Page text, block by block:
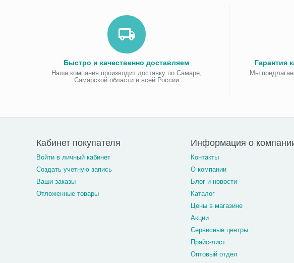
Быстро и качественно доставляем
Наша компания производит доставку по Самаре,
Самарской области и всей России
Гарантия
Мы
Кабинет покупателя
Войти в личный кабинет
Создать учетную запись
Ваши заказы
Отложенные товары
Информация о
Контакты
О компании
Блог и новости
Каталог
Цены в магазине
Акции
Сервисные центры
Прайс-лист
Оптовый отдел